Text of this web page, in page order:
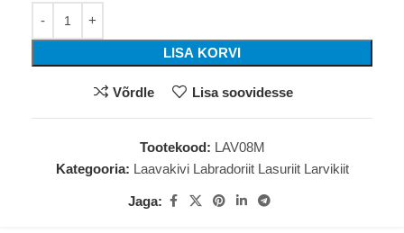
LISA KORVI
Võrdle Lisa soovidesse
Tootekood: LAV08M
Kategooria: Laavakivi Labradoriit Lasuriit Larvikiit
Jaga: